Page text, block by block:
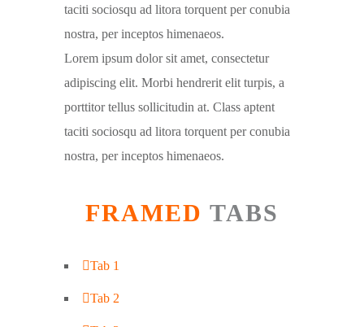
taciti sociosqu ad litora torquent per conubia
nostra, per inceptos himenaeos.
Lorem ipsum dolor sit amet, consectetur
adipiscing elit. Morbi hendrerit elit turpis, a
porttitor tellus sollicitudin at. Class aptent
taciti sociosqu ad litora torquent per conubia
nostra, per inceptos himenaeos.
FRAMED TABS
Tab 1
Tab 2